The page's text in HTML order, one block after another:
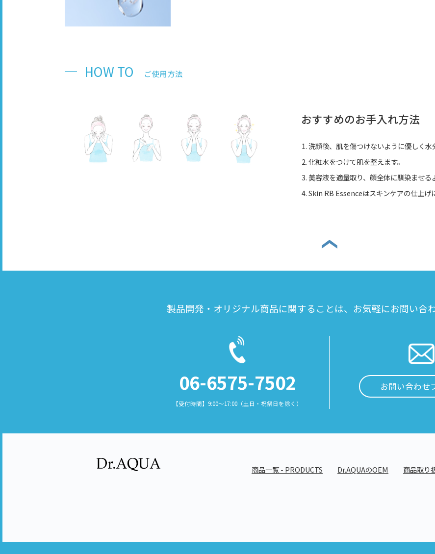
HOW TO ご使用方法
おすすめのお手入れ方法
洗顔後、肌を傷つけないように優しく水
化粧水をつけて肌を整えます。
美容液を適量取り、顔全体に馴染ませる
Skin RB Essenceはスキンケアの仕上げ
製品開発・オリジナル商品に関することは、お気軽にお問い合
06-6575-7502
【受付時間】9:00～17:00（土日・祝祭日を除く）
お問い合わせ
商品取り
Dr.AQUAのOEM
商品一覧 - PRODUCTS